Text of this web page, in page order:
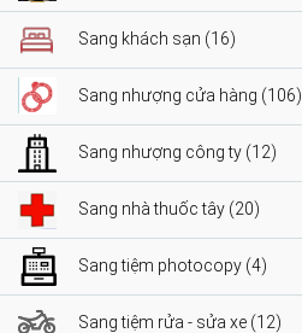
Sang khách sạn (16)
Sang nhượng cửa hàng (106)
Sang nhượng công ty (12)
Sang nhà thuốc tây (20)
Sang tiệm photocopy (4)
Sang tiệm rửa - sửa xe (12)